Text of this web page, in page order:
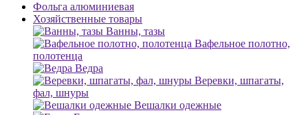
Фольга алюминиевая
Хозяйственные товары
Ванны, тазы
Вафельное полотно,
полотенца
Ведра
Веревки, шпагаты,
фал, шнуры
Вешалки одежные